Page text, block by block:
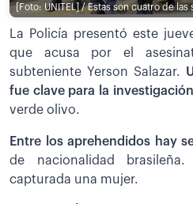
[Foto: UNITEL] / Estas son cuatro de
La Policía presentó este
que acusa por el
subteniente Yerson Salazar.
fue clave para la
verde olivo.
Entre los aprehendidos hay
de nacionalidad
capturada una mujer.